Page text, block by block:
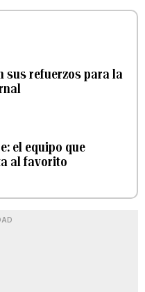
sus refuerzos para la
el equipo que
al favorito